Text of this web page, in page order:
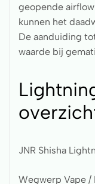
geopende
kunnen het
De aanduiding
waarde bij
JNR Shisha
Wegwerp Vape /